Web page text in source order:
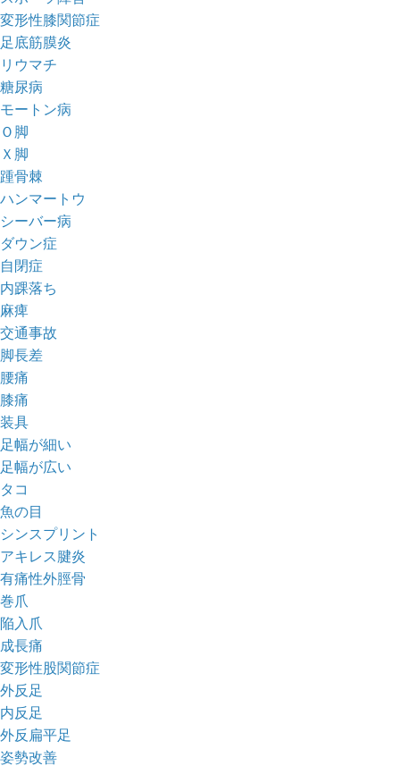
変形性膝関節症
足底筋膜炎
リウマチ
糖尿病
モートン病
Ｏ脚
Ｘ脚
踵骨棘
ハンマートウ
シーバー病
ダウン症
自閉症
内踝落ち
麻痺
交通事故
脚長差
腰痛
膝痛
装具
足幅が細い
足幅が広い
タコ
魚の目
シンスプリント
アキレス腱炎
有痛性外脛骨
巻爪
陥入爪
成長痛
変形性股関節症
外反足
内反足
外反扁平足
姿勢改善